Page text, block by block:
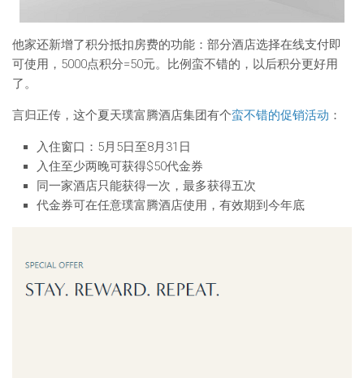
他家还新增了积分抵扣房费的功能：部分酒店选择在线支付即
可使用，5000点积分=50元。比例蛮不错的，以后积分更好用
了。
言归正传，这个夏天璞富腾酒店集团有个蛮不错的促销活动 ：
入住窗口：5月5日至8月31日
入住至少两晚可获得$50代金券
同一家酒店只能获得一次，最多获得五次
代金券可在任意璞富腾酒店使用，有效期到今年底